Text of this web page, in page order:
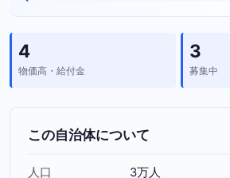
4
物価高・給付金
3
募集中
この自治体について
人口
3万人